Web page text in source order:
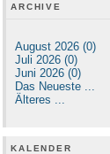
ARCHIVE
August 2026 (0)
Juli 2026 (0)
Juni 2026 (0)
Das Neueste ...
Älteres ...
KALENDER